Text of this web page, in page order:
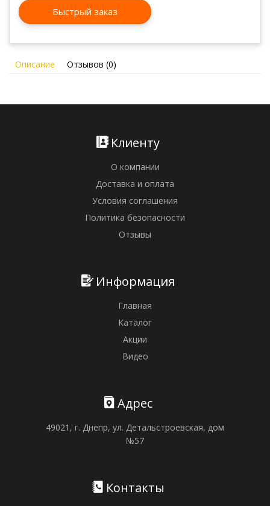
Быстрый заказ
Описание Отзывов (0)
Клиенту
О компании
Доставка и оплата
Условия соглашения
Политика безопасности
Отзывы
Информация
Главная
Каталог
Акции
Видео
Адрес
49021, г. Днепр, ул. Детальстроевская, дом
№57
Контакты